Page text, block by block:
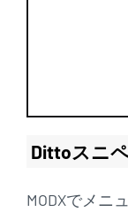
Dittoスニ
MODXでメニ